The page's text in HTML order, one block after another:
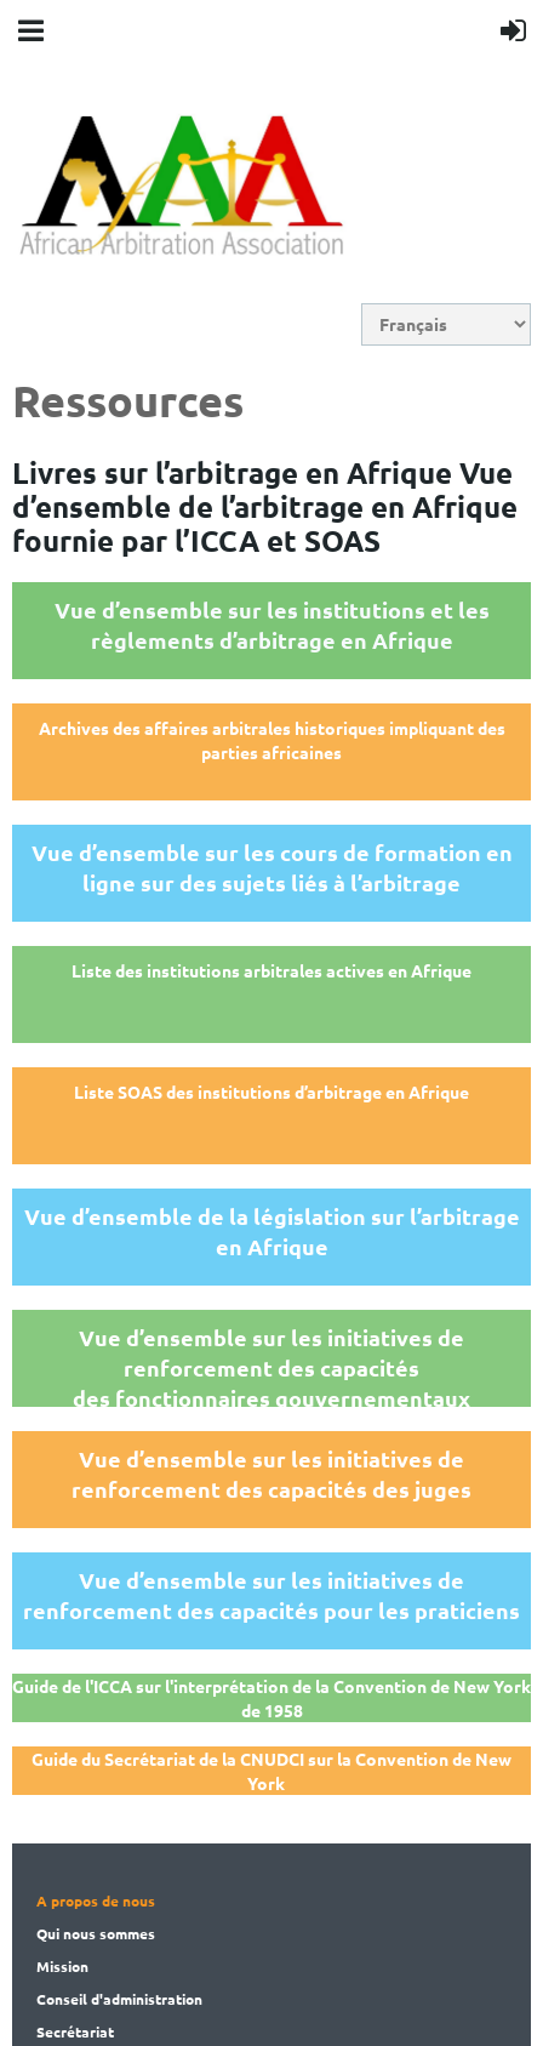
Ressources
Livres sur l’arbitrage en Afrique Vue
d’ensemble de l’arbitrage en Afrique
fournie par l’ICCA et SOAS
Vue d’ensemble sur les institutions et les
règlements d’arbitrage en Afrique
Archives des affaires arbitrales historiques impliquant des
parties africaines
Vue d’ensemble sur les cours de formation en
ligne sur des sujets liés à l’arbitrage
Liste des institutions arbitrales actives en Afrique
Liste SOAS des institutions d’arbitrage en Afrique
Vue d’ensemble de la législation sur l’arbitrage
en Afrique
Vue d’ensemble sur les initiatives de
renforcement des capacités
des fonctionnaires gouvernementaux
Vue d’ensemble sur les initiatives de
renforcement des capacités des juges
Vue d’ensemble sur les initiatives de
renforcement des capacités pour les praticiens
Guide de l'ICCA sur l'interprétation de la Convention de New York
de 1958
Guide du Secrétariat de la CNUDCI sur la Convention de New
York
A propos de nous
Qui nous sommes
Mission
Conseil d'administration
Secrétariat